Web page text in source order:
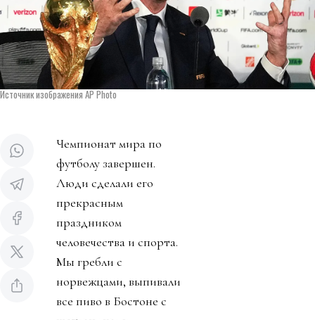
Источник изображения AP Photo
Чемпионат мира по
футболу завершен.
Люди сделали его
прекрасным
праздником
человечества и спорта.
Мы гребли с
норвежцами, выпивали
все пиво в Бостоне с